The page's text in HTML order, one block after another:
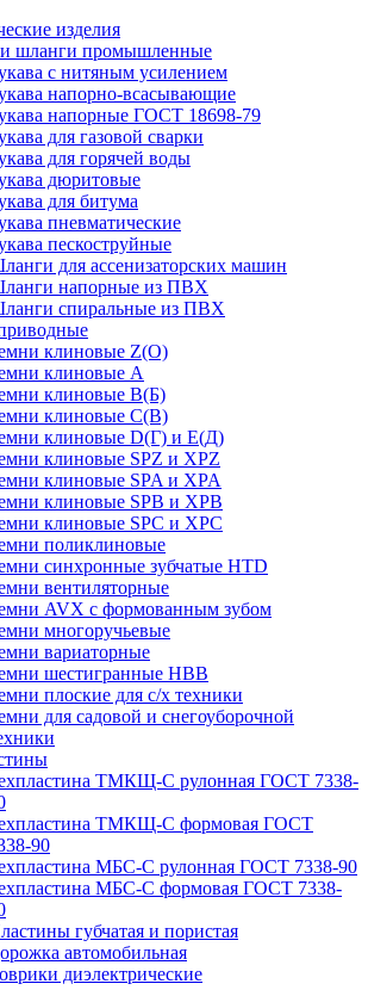
изделия
и шланги промышленные
с нитяным усилением
напорно-всасывающие
напорные ГОСТ 18698-79
для газовой сварки
для горячей воды
дюритовые
для битума
пневматические
пескоструйные
для ассенизаторских машин
напорные из ПВХ
спиральные из ПВХ
клиновые Z(О)
клиновые А
клиновые В(Б)
клиновые С(В)
клиновые D(Г) и Е(Д)
клиновые SPZ и XPZ
клиновые SPA и XPA
клиновые SPB и XPB
клиновые SPC и XPC
поликлиновые
синхронные зубчатые HTD
вентиляторные
AVX с формованным зубом
многоручьевые
вариаторные
шестигранные HBB
плоские для с/х техники
для садовой и снегоуборочной
ТМКЩ-С рулонная ГОСТ 7338-
ТМКЩ-С формовая ГОСТ
90
МБС-С рулонная ГОСТ 7338-90
МБС-С формовая ГОСТ 7338-
губчатая и пористая
автомобильная
диэлектрические